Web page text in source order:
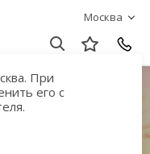
Москва
При
его с